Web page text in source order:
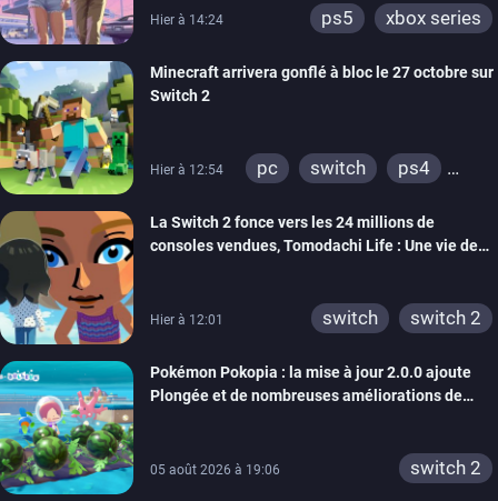
Hier à 14:24 ps5 xbox series
Minecraft arrivera gonflé à bloc le 27 octobre sur
Switch 2
Hier à 12:54 pc switch
ps4
wiiu
3ds
ps3
xbox 360
switch 2
La Switch 2 fonce vers les 24 millions de
consoles vendues, Tomodachi Life : Une vie de
Hier à 12:01 switch switch 2
Pokémon Pokopia : la mise à jour 2.0.0 ajoute
Plongée et de nombreuses améliorations de
05 août 2026 à 19:06 switch 2